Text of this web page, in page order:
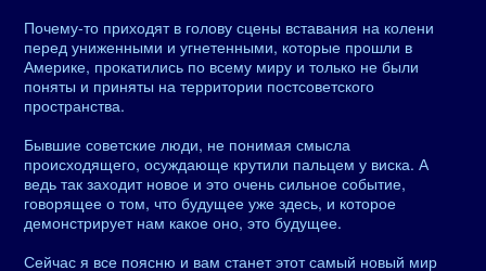
Почему-то приходят в голову сцены вставания на колени
перед униженными и угнетенными, которые прошли в
Америке, прокатились по всему миру и только не были
поняты и приняты на территории постсоветского
пространства.
Бывшие советские люди, не понимая смысла
происходящего, осуждающе крутили пальцем у виска. А
ведь так заходит новое и это очень сильное событие,
говорящее о том, что будущее уже здесь, и которое
демонстрирует нам какое оно, это будущее.
Сейчас я все поясню и вам станет этот самый новый мир